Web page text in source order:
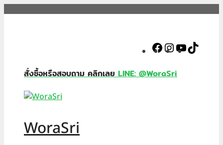
Facebook
Instagram
YouTube
สั่งซื้อหรือสอบถาม คลิกเลยLINE: @WoraSri
WoraSri